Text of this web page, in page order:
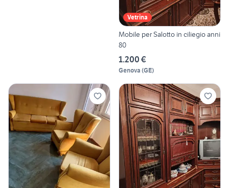
Vetrina
Mobile per Salotto in ciliegio anni
80
1.200 €
Genova (GE)